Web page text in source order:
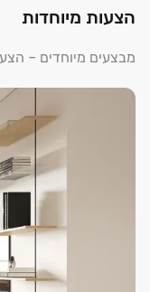
הצעות מיוחדות
מבצעים מיוחדים –